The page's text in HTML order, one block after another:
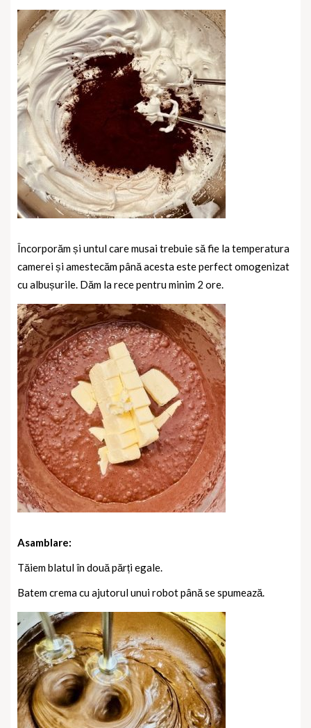
Încorporăm și untul care musai trebuie să fie la temperatura
camerei și amestecăm până acesta este perfect omogenizat
cu albușurile. Dăm la rece pentru minim 2 ore.
Asamblare:
Tăiem blatul în două părți egale.
Batem crema cu ajutorul unui robot până se spumează.